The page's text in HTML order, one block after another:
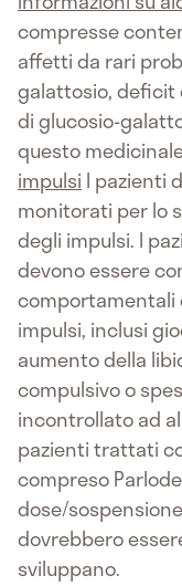
compresse
affetti da rari
galattosio, deficit
di glucosio-
questo
impulsi I pazienti
monitorati per lo
degli impulsi. I
devono essere
comportamentali
impulsi, inclusi
aumento della
compulsivo o
incontrollato ad
pazienti trattati
compreso
dose/
dovrebbero
sviluppano.